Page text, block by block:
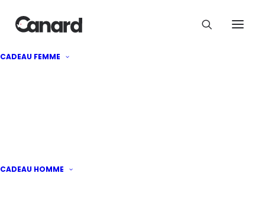
CADEAU FEMME
CADEAU HOMMEune nouvelle maman